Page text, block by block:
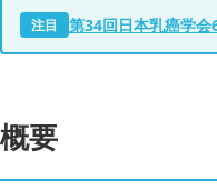
注目 第34回日本乳癌学
概要